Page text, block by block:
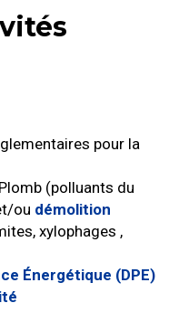
pour la
(polluants du
ou démolition
xylophages ,
Énergétique (DPE)